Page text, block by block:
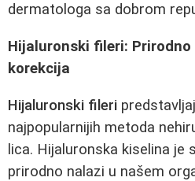
dermatologa sa dobrom
Hijaluronski fileri: Prirodno
korekcija
Hijaluronski fileri
najpopularnijih metoda
lica. Hijaluronska kiselina je
prirodno nalazi u našem